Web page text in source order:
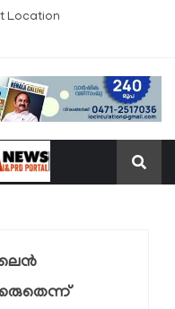
Location